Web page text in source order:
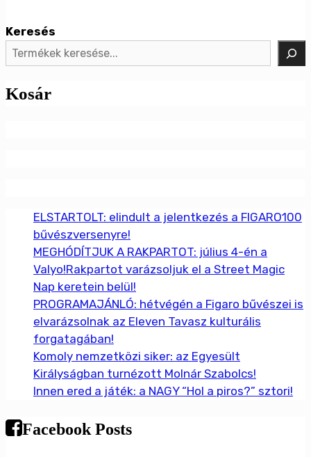
Keresés
Kosár
ELSTARTOLT: elindult a jelentkezés a FIGARO100
bűvészversenyre!
MEGHÓDÍTJUK A RAKPARTOT: július 4-én a
Valyo!Rakpartot varázsoljuk el a Street Magic
Nap keretein belül!
PROGRAMAJÁNLÓ: hétvégén a Figaro bűvészei is
elvarázsolnak az Eleven Tavasz kulturális
forgatagában!
Komoly nemzetközi siker: az Egyesült
Királyságban turnézott Molnár Szabolcs!
Innen ered a játék: a NAGY “Hol a piros?” sztori!
Facebook Posts